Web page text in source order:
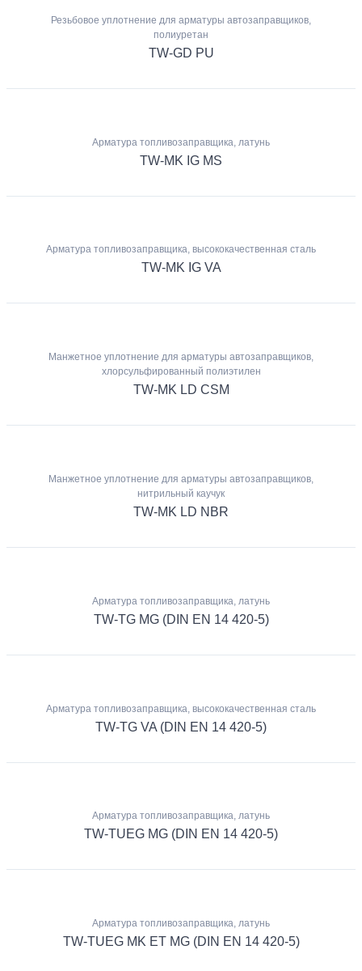
Резьбовое уплотнение для арматуры автозаправщиков,
полиуретан
TW-GD PU
Арматура топливозаправщика, латунь
TW-MK IG MS
Арматура топливозаправщика, высококачественная сталь
TW-MK IG VA
Манжетное уплотнение для арматуры автозаправщиков,
хлорсульфированный полиэтилен
TW-MK LD CSM
Манжетное уплотнение для арматуры автозаправщиков,
нитрильный каучук
TW-MK LD NBR
Арматура топливозаправщика, латунь
TW-TG MG (DIN EN 14 420-5)
Арматура топливозаправщика, высококачественная сталь
TW-TG VA (DIN EN 14 420-5)
Арматура топливозаправщика, латунь
TW-TUEG MG (DIN EN 14 420-5)
Арматура топливозаправщика, латунь
TW-TUEG MK ET MG (DIN EN 14 420-5)